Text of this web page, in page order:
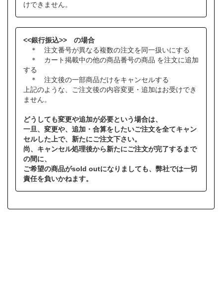
けできません。
<<銀行振込>> の場合
＊ 注文番号が異なる複数の注文を同一扱いにする
＊ カート掲載中の他の商品番号の商品 を注文に追加
する
＊ 注文後の一部商品だけをキャンセルする
上記のような、ご注文後の内容変更・追加はお受けでき
ません。
どうしても変更や追加が必要という場合は、
一旦、変更や、追加・合算をしたいご注文を全てキャン
セルした上で、新たにご注文下さい。
尚、キャンセル処理後から新たにご注文が完了するまで
の間に、
ご希望の商品がsold outになりましても、弊社では一切
責任を負いかねます。